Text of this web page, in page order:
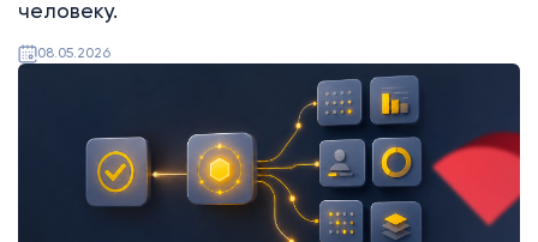
человеку.
08.05.2026